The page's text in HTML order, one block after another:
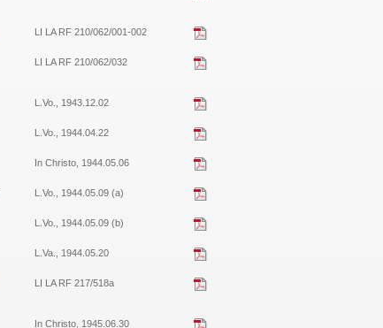
LI LA RF 210/062/001-002
LI LA RF 210/062/032
L.Vo., 1943.12.02
L.Vo., 1944.04.22
In Christo, 1944.05.06
L.Vo., 1944.05.09 (a)
L.Vo., 1944.05.09 (b)
L.Va., 1944.05.20
LI LA RF 217/518a
In Christo, 1945.06.30